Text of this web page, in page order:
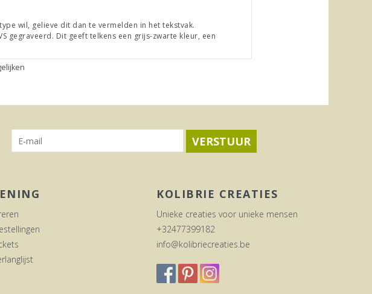
wil, gelieve dit dan te vermelden in het tekstvak.
gegraveerd. Dit geeft telkens een grijs-zwarte kleur, een
VERSTUUR
KOLIBRIE CREATIES
Unieke creaties voor unieke mensen
+32477399182
info@kolibriecreaties.be